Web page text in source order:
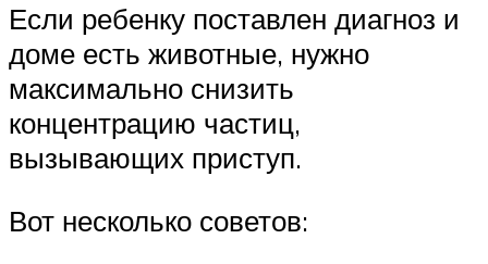
Если ребенку поставлен диагноз и
доме есть животные, нужно
максимально снизить
концентрацию частиц,
вызывающих приступ.
Вот несколько советов: